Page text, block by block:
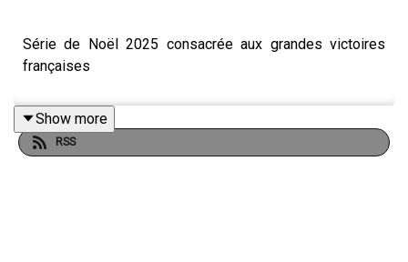
Série de Noël 2025 consacrée aux grandes victoires
françaises
Show more
RSS